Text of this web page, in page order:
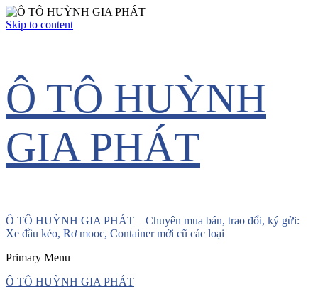
Skip to content
Ô TÔ HUỲNH
GIA PHÁT
Ô TÔ HUỲNH GIA PHÁT – Chuyên mua bán, trao đổi, ký gửi:
Xe đầu kéo, Rơ mooc, Container mới cũ các loại
Primary Menu
Ô TÔ HUỲNH GIA PHÁT